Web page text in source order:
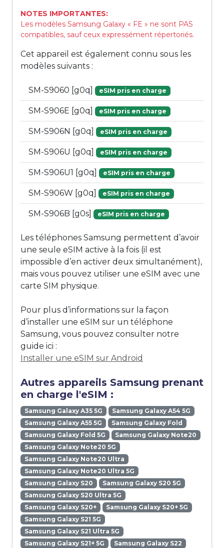
NOTES IMPORTANTES:
Les modèles Samsung Galaxy « FE » ne sont PAS
compatibles, sauf ceux expressément répertoriés.
Cet appareil est également connu sous les
modèles suivants :
SM-S9060 [g0q] eSIM pris en charge
SM-S906E [g0q] eSIM pris en charge
SM-S906N [g0q] eSIM pris en charge
SM-S906U [g0q] eSIM pris en charge
SM-S906U1 [g0q] eSIM pris en charge
SM-S906W [g0q] eSIM pris en charge
SM-S906B [g0s] eSIM pris en charge
Les téléphones Samsung permettent d’avoir
une seule eSIM active à la fois (il est
impossible d’en activer deux simultanément),
mais vous pouvez utiliser une eSIM avec une
carte SIM physique.
Pour plus d’informations sur la façon
d’installer une eSIM sur un téléphone
Samsung, vous pouvez consulter notre
guide ici :
Installer une eSIM sur Android
Autres appareils Samsung prenant
en charge l'eSIM :
Samsung Galaxy A35 5G
Samsung Galaxy A54 5G
Samsung Galaxy A55 5G
Samsung Galaxy Fold
Samsung Galaxy Fold 5G
Samsung Galaxy Note20
Samsung Galaxy Note20 5G
Samsung Galaxy Note20 Ultra
Samsung Galaxy Note20 Ultra 5G
Samsung Galaxy S20
Samsung Galaxy S20 5G
Samsung Galaxy S20 Ultra 5G
Samsung Galaxy S20+
Samsung Galaxy S20+ 5G
Samsung Galaxy S21 5G
Samsung Galaxy S21 Ultra 5G
Samsung Galaxy S21+ 5G
Samsung Galaxy S22